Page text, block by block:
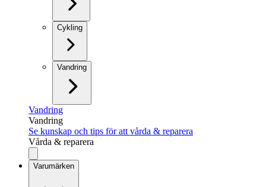
Cykling
Vandring
Vandring
Vandring
Se kunskap och tips för att vårda & reparera
Vårda & reparera
Varumärken